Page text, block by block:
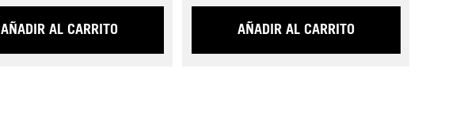
AÑADIR AL CARRITO AÑADIR AL CARRITO